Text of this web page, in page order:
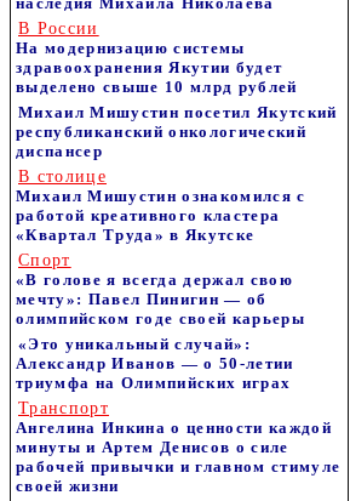
В России
На модернизацию системы
здравоохранения Якутии будет
выделено свыше 10 млрд рублей
Михаил Мишустин посетил Якутский
республиканский онкологический
диспансер
В столице
Михаил Мишустин ознакомился с
работой креативного кластера
«Квартал Труда» в Якутске
Спорт
«В голове я всегда держал свою
мечту»: Павел Пинигин — об
олимпийском годе своей карьеры
«Это уникальный случай»:
Александр Иванов — о 50-летии
триумфа на Олимпийских играх
Транспорт
Ангелина Инкина о ценности каждой
минуты и Артем Денисов о силе
рабочей привычки и главном стимуле
своей жизни